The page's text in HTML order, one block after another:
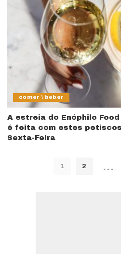
comer \ beber
A estreia do Enóphilo
é feita com estes
Sexta-Feira
1 2 …